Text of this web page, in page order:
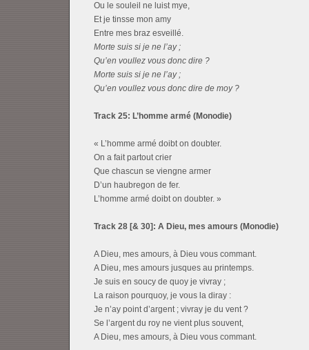
Ou le souleil ne luist mye,
Et je tinsse mon amy
Entre mes braz esveillé.
Morte suis si je ne l’ay ;
Qu’en voullez vous donc dire ?
Morte suis si je ne l’ay ;
Qu’en voullez vous donc dire de moy ?
Track 25: L’homme armé (Monodie)
« L’homme armé doibt on doubter.
On a fait partout crier
Que chascun se viengne armer
D’un haubregon de fer.
L’homme armé doibt on doubter. »
Track 28 [& 30]: A Dieu, mes amours (Monodie)
A Dieu, mes amours, à Dieu vous commant.
A Dieu, mes amours jusques au printemps.
Je suis en soucy de quoy je vivray ;
La raison pourquoy, je vous la diray :
Je n’ay point d’argent ; vivray je du vent ?
Se l’argent du roy ne vient plus souvent,
A Dieu, mes amours, à Dieu vous commant.